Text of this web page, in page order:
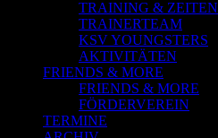
TRAINING & ZEITEN
TRAINERTEAM
KSV YOUNGSTERS
AKTIVITÄTEN
FRIENDS & MORE
FRIENDS & MORE
FÖRDERVEREIN
TERMINE